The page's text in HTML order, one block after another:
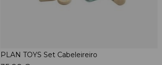
PLAN TOYS Set Cabeleireiro